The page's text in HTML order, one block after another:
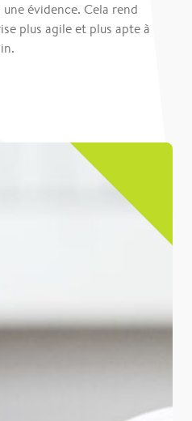
évidence. Cela rend
plus agile et plus apte à